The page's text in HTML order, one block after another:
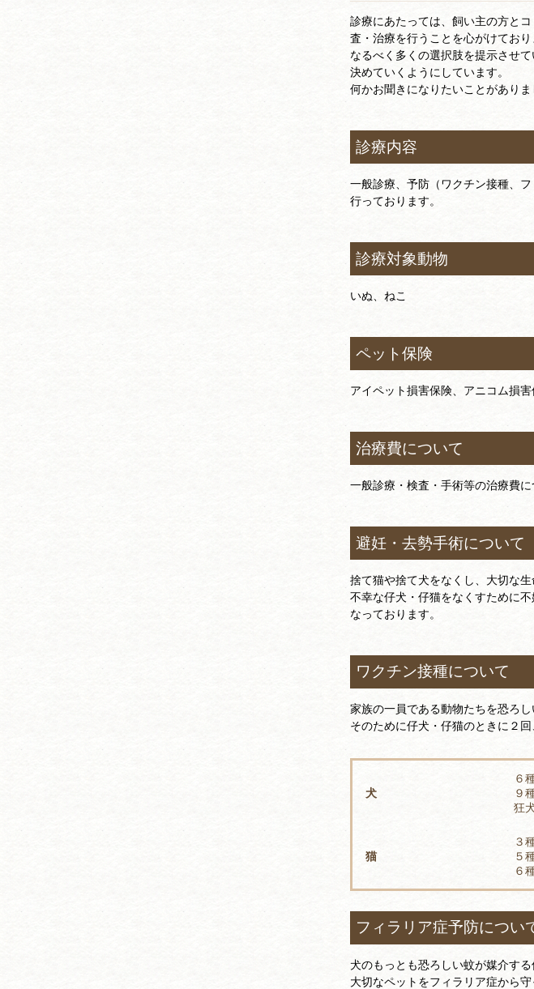
診療にあたっては、飼い主の方と
査・治療を行うことを心がけており
なるべく多くの選択肢を提示させ
決めていくようにしています。
何かお聞きになりたいことがあり
診療内容
一般診療、予防（ワクチン接種、
行っております。
診療対象動物
いぬ、ねこ
ペット保険
アイペット損害保険、アニコム損
治療費について
一般診療・検査・手術等の治療費
避妊・去勢手術について
捨て猫や捨て犬をなくし、大切な生
不幸な仔犬・仔猫をなくすために
なっております。
ワクチン接種について
家族の一員である動物たちを恐ろ
そのために仔犬・仔猫のときに２
犬
６
９
狂
猫
３
５
６
フィラリア症予防につい
犬のもっとも恐ろしい蚊が媒介す
大切なペットをフィラリア症から守